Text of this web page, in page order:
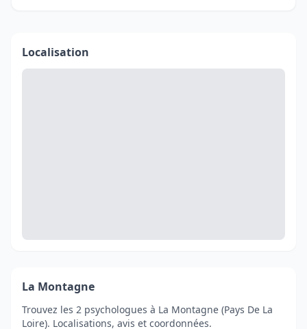
Localisation
La Montagne
Trouvez les 2 psychologues à La Montagne (Pays De La
Loire). Localisations, avis et coordonnées.